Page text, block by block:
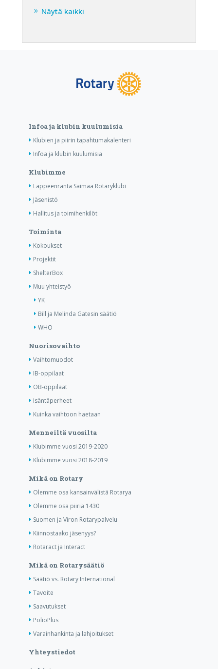
Näytä kaikki
Infoa ja klubin kuulumisia
Klubien ja piirin tapahtumakalenteri
Infoa ja klubin kuulumisia
Klubimme
Lappeenranta Saimaa Rotaryklubi
Jäsenistö
Hallitus ja toimihenkilöt
Toiminta
Kokoukset
Projektit
ShelterBox
Muu yhteistyö
YK
Bill ja Melinda Gatesin säätiö
WHO
Nuorisovaihto
Vaihtomuodot
IB-oppilaat
OB-oppilaat
Isäntäperheet
Kuinka vaihtoon haetaan
Menneiltä vuosilta
Klubimme vuosi 2019-2020
Klubimme vuosi 2018-2019
Mikä on Rotary
Olemme osa kansainvälistä Rotarya
Olemme osa piiriä 1430
Suomen ja Viron Rotarypalvelu
Kiinnostaako jäsenyys?
Rotaract ja Interact
Mikä on Rotarysäätiö
Säätiö vs. Rotary International
Tavoite
Saavutukset
PolioPlus
Varainhankinta ja lahjoitukset
Yhteystiedot